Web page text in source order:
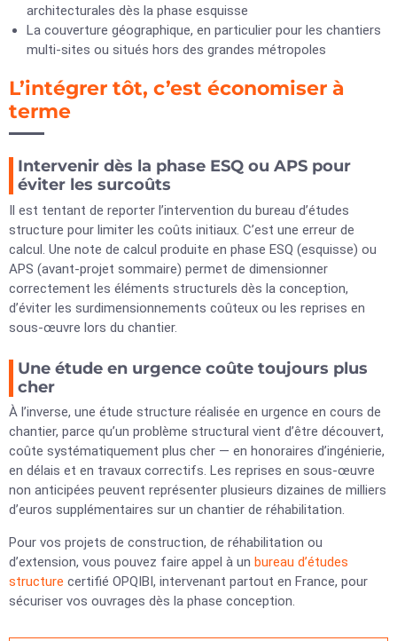
architecturales dès la phase esquisse
La couverture géographique, en particulier pour les chantiers
multi-sites ou situés hors des grandes métropoles
L’intégrer tôt, c’est économiser à
terme
Intervenir dès la phase ESQ ou APS pour
éviter les surcoûts
Il est tentant de reporter l’intervention du bureau d’études
structure pour limiter les coûts initiaux. C’est une erreur de
calcul. Une note de calcul produite en phase ESQ (esquisse) ou
APS (avant-projet sommaire) permet de dimensionner
correctement les éléments structurels dès la conception,
d’éviter les surdimensionnements coûteux ou les reprises en
sous-œuvre lors du chantier.
Une étude en urgence coûte toujours plus
cher
À l’inverse, une étude structure réalisée en urgence en cours de
chantier, parce qu’un problème structural vient d’être découvert,
coûte systématiquement plus cher — en honoraires d’ingénierie,
en délais et en travaux correctifs. Les reprises en sous-œuvre
non anticipées peuvent représenter plusieurs dizaines de milliers
d’euros supplémentaires sur un chantier de réhabilitation.
Pour vos projets de construction, de réhabilitation ou
d’extension, vous pouvez faire appel à un bureau d’études
structure certifié OPQIBI, intervenant partout en France, pour
sécuriser vos ouvrages dès la phase conception.